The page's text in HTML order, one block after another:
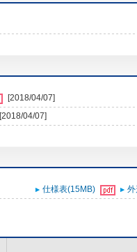
[2018/04/07]
[2018/04/07]
仕様表(15MB)